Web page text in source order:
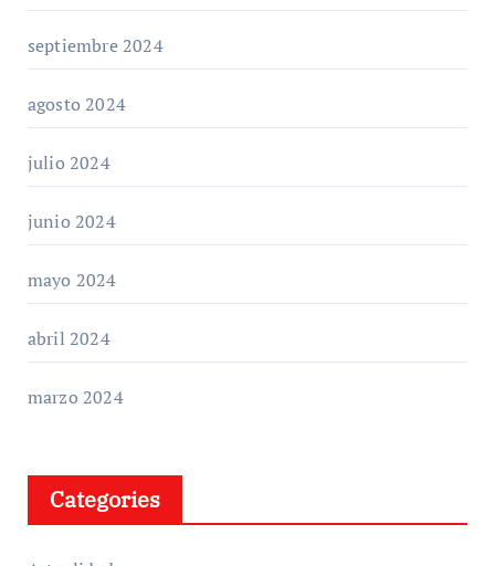
septiembre 2024
agosto 2024
julio 2024
junio 2024
mayo 2024
abril 2024
marzo 2024
Categories